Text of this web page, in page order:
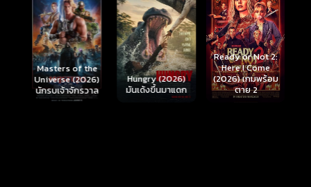
Masters of the
Universe (2026)
นักรบเจ้าจักรวาล
Hungry (2026)
มันเด้งขึ้นมาแดก
Ready or Not 2:
Here I Come
(2026) เกมพร้อม
ตาย 2